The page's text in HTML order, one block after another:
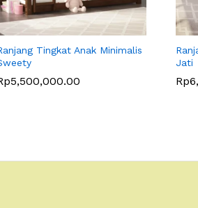
Tingkat Anak Minimalis
5,500,000.00
Jati
Rp